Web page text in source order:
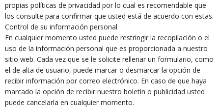
propias políticas de privacidad por lo cual es recomendable que
los consulte para confirmar que usted está de acuerdo con estas.
Control de su información personal
En cualquier momento usted puede restringir la recopilación o el
uso de la información personal que es proporcionada a nuestro
sitio web. Cada vez que se le solicite rellenar un formulario, como
el de alta de usuario, puede marcar o desmarcar la opción de
recibir información por correo electrónico. En caso de que haya
marcado la opción de recibir nuestro boletín o publicidad usted
puede cancelarla en cualquier momento.